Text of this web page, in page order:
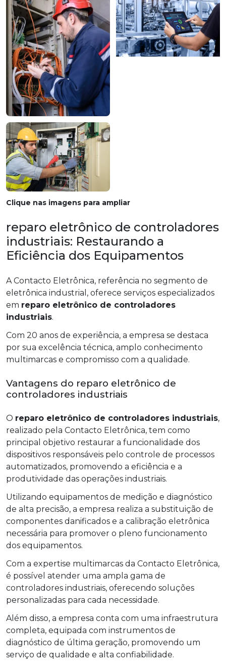
Clique nas imagens para ampliar
reparo eletrônico de controladores
industriais: Restaurando a
Eficiência dos Equipamentos
A Contacto Eletrônica, referência no segmento de
eletrônica industrial, oferece serviços especializados
em reparo eletrônico de controladores
industriais.
Com 20 anos de experiência, a empresa se destaca
por sua excelência técnica, amplo conhecimento
multimarcas e compromisso com a qualidade.
Vantagens do reparo eletrônico de
controladores industriais
O reparo eletrônico de controladores industriais,
realizado pela Contacto Eletrônica, tem como
principal objetivo restaurar a funcionalidade dos
dispositivos responsáveis pelo controle de processos
automatizados, promovendo a eficiência e a
produtividade das operações industriais.
Utilizando equipamentos de medição e diagnóstico
de alta precisão, a empresa realiza a substituição de
componentes danificados e a calibração eletrônica
necessária para promover o pleno funcionamento
dos equipamentos.
Com a expertise multimarcas da Contacto Eletrônica,
é possível atender uma ampla gama de
controladores industriais, oferecendo soluções
personalizadas para cada necessidade.
Além disso, a empresa conta com uma infraestrutura
completa, equipada com instrumentos de
diagnóstico de última geração, promovendo um
serviço de qualidade e alta confiabilidade.